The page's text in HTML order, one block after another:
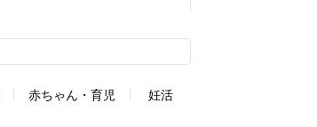
赤ちゃん・育児 妊活